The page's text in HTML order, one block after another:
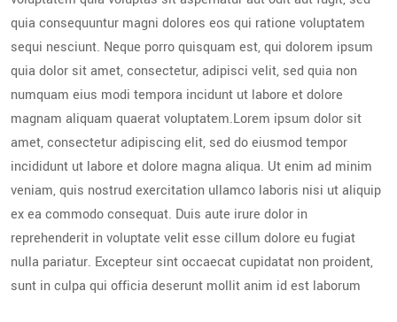
quia consequuntur magni dolores eos qui ratione voluptatem
sequi nesciunt. Neque porro quisquam est, qui dolorem ipsum
quia dolor sit amet, consectetur, adipisci velit, sed quia non
numquam eius modi tempora incidunt ut labore et dolore
magnam aliquam quaerat voluptatem.Lorem ipsum dolor sit
amet, consectetur adipiscing elit, sed do eiusmod tempor
incididunt ut labore et dolore magna aliqua. Ut enim ad minim
veniam, quis nostrud exercitation ullamco laboris nisi ut aliquip
ex ea commodo consequat. Duis aute irure dolor in
reprehenderit in voluptate velit esse cillum dolore eu fugiat
nulla pariatur. Excepteur sint occaecat cupidatat non proident,
sunt in culpa qui officia deserunt mollit anim id est laborum